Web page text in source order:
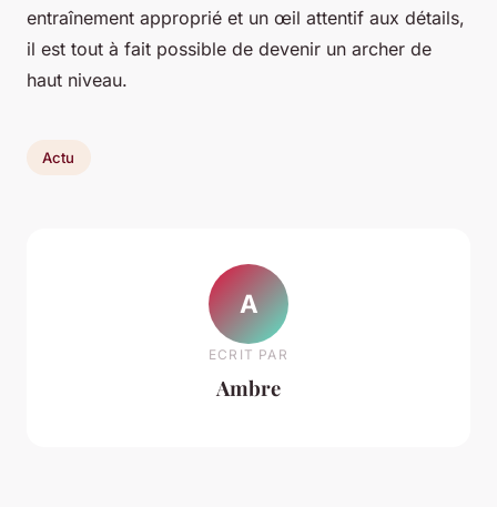
entraînement approprié et un œil attentif aux détails,
il est tout à fait possible de devenir un archer de
haut niveau.
Actu
A
ECRIT PAR
Ambre